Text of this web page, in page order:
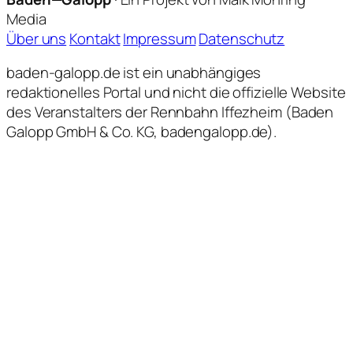
der
Beiträge
Media
Über uns KontaktImpressumDatenschutz
baden-galopp.de ist ein unabhängiges
redaktionelles Portal und nicht die offizielle Website
des Veranstalters der Rennbahn Iffezheim (Baden
Galopp GmbH & Co. KG, badengalopp.de).